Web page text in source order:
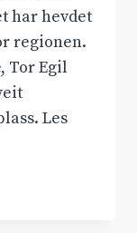
har hevdet
regionen.
Tor Egil
Les